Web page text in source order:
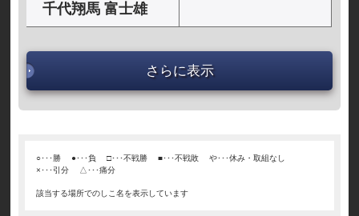
千代翔馬 富士雄
さらに表示
○･･･勝 ●･･･負 □･･･不戦勝 ■･･･不戦敗
や･･･休み・取組なし
×･･･引分
△･･･痛分
該当する場所でのしこ名を表示しています